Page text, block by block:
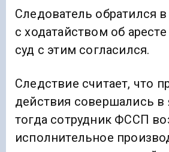
Следователь обратился в
с ходатайством об
суд с этим согласился.
Следствие считает, что
действия совершались в
тогда сотрудник ФССП
исполнительное